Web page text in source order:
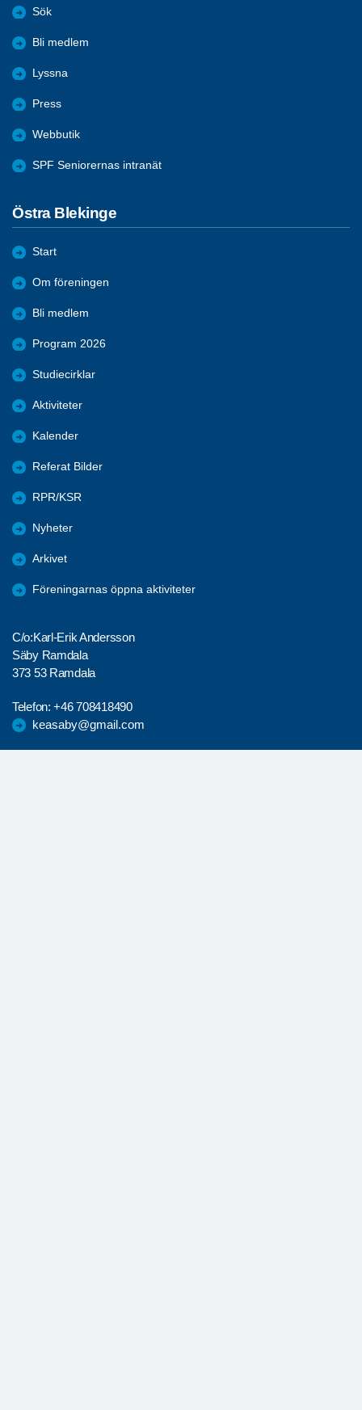
Sök
Bli medlem
Lyssna
Press
Webbutik
SPF Seniorernas intranät
Östra Blekinge
Start
Om föreningen
Bli medlem
Program 2026
Studiecirklar
Aktiviteter
Kalender
Referat Bilder
RPR/KSR
Nyheter
Arkivet
Föreningarnas öppna aktiviteter
C/o:Karl-Erik Andersson
Säby Ramdala
373 53 Ramdala
Telefon:+46 708418490
keasaby@gmail.com